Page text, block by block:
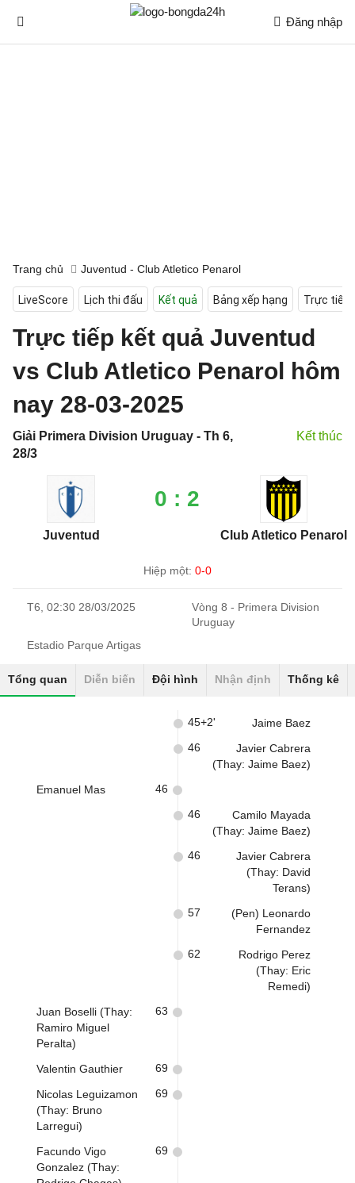
Đăng nhập
Trang chủ Juventud - Club Atletico Penarol
LiveScore Lịch thi đấu Kết quả Bảng xếp hạng Trực tiếp
Trực tiếp kết quả Juventud
vs Club Atletico Penarol hôm
nay 28-03-2025
Giải Primera Division Uruguay - Th 6,
28/3
Kết thúc
Juventud
0 : 2
Club Atletico Penarol
Hiệp một: 0-0
T6, 02:30 28/03/2025
Vòng 8 - Primera Division
Uruguay
Estadio Parque Artigas
Tổng quan Diễn biến Đội hình Nhận định Thống kê
Jaime Baez
45+2'
Javier Cabrera
(Thay: Jaime Baez)
46
Emanuel Mas 46
Camilo Mayada
(Thay: Jaime Baez)
46
Javier Cabrera
(Thay: David
Terans)
46
(Pen) Leonardo
Fernandez
57
Rodrigo Perez
(Thay: Eric
Remedi)
62
Juan Boselli (Thay:
Ramiro Miguel
Peralta)
63
Valentin Gauthier 69
Nicolas Leguizamon
(Thay: Bruno
Larregui)
69
Facundo Vigo
Gonzalez (Thay:
69